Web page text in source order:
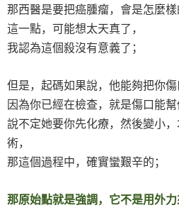
那西醫是要把癌腫瘤，會是怎麼樣
這一點，可能想太天真了，
我認為這個殺沒有意義了；
但是，起碼如果說，他能夠把你傷
因為你已經在檢查，就是傷口能幫
說不定她要你先化療，然後變小
術，
那這個過程中，確實蠻艱辛的；
那原始點就是強調，它不是用外力